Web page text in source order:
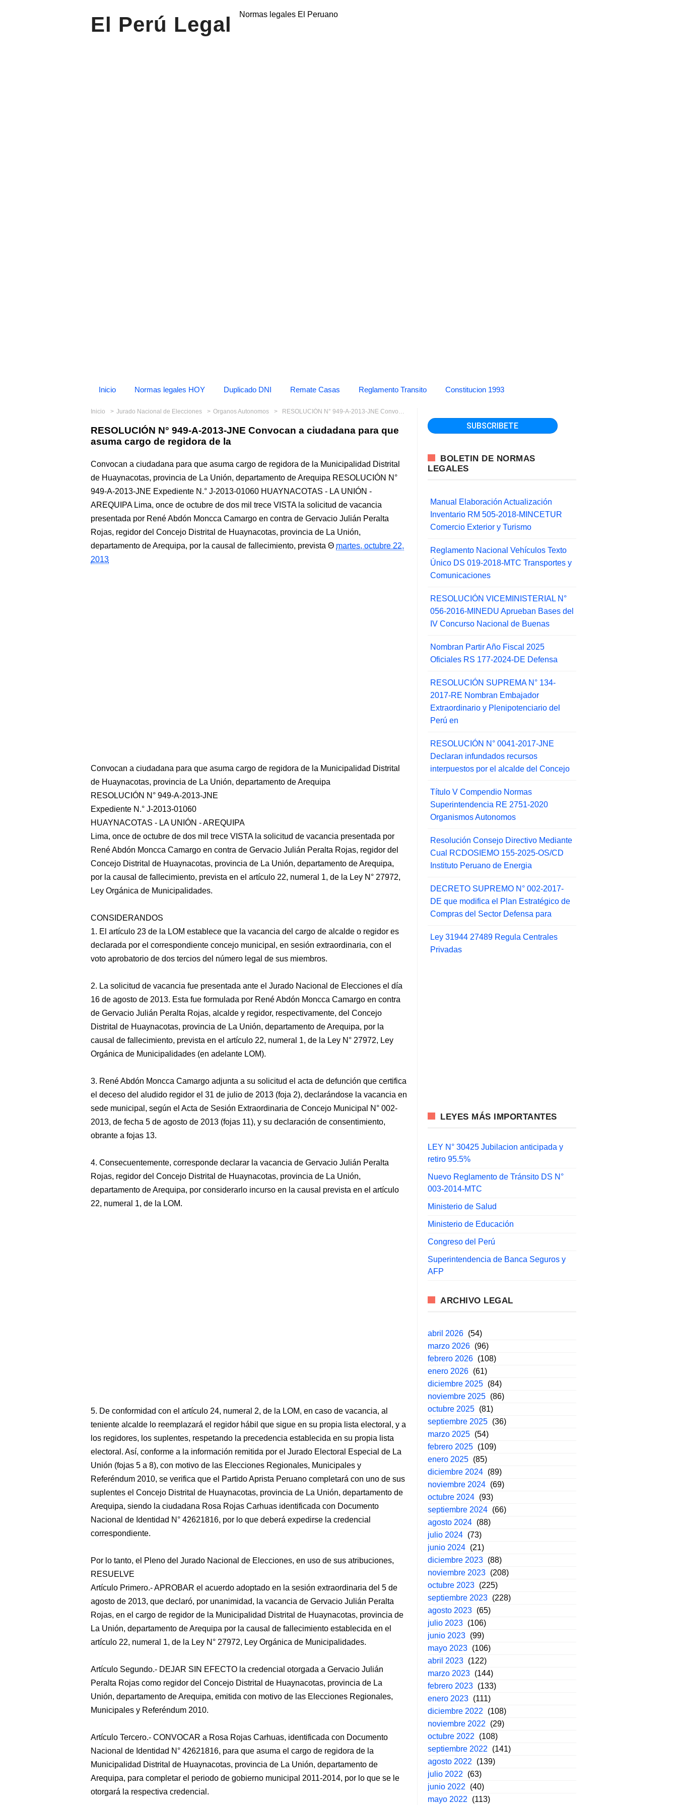
El Perú Legal Normas legales El Peruano
Inicio Normas legales HOY Duplicado DNI Remate Casas Reglamento Transito Constitucion 1993
Inicio Jurado Nacional de Elecciones Organos Autonomos RESOLUCIÓN N° 949-A-2013-JNE Convocan a ciudadana para que asuma cargo de regidora de la
RESOLUCIÓN N° 949-A-2013-JNE Convocan a ciudadana para que
asuma cargo de regidora de la
Convocan a ciudadana para que asuma cargo de regidora de la Municipalidad Distrital
de Huaynacotas, provincia de La Unión, departamento de Arequipa RESOLUCIÓN N°
949-A-2013-JNE Expediente N.° J-2013-01060 HUAYNACOTAS - LA UNIÓN -
AREQUIPA Lima, once de octubre de dos mil trece VISTA la solicitud de vacancia
presentada por René Abdón Moncca Camargo en contra de Gervacio Julián Peralta
Rojas, regidor del Concejo Distrital de Huaynacotas, provincia de La Unión,
departamento de Arequipa, por la causal de fallecimiento, prevista
martes, octubre 22,
2013
Convocan a ciudadana para que asuma cargo de regidora de la Municipalidad Distrital
de Huaynacotas, provincia de La Unión, departamento de Arequipa
RESOLUCIÓN N° 949-A-2013-JNE
Expediente N.° J-2013-01060
HUAYNACOTAS - LA UNIÓN - AREQUIPA
Lima, once de octubre de dos mil trece VISTA la solicitud de vacancia presentada por
René Abdón Moncca Camargo en contra de Gervacio Julián Peralta Rojas, regidor del
Concejo Distrital de Huaynacotas, provincia de La Unión, departamento de Arequipa,
por la causal de fallecimiento, prevista en el artículo 22, numeral 1, de la Ley N° 27972,
Ley Orgánica de Municipalidades.
CONSIDERANDOS
1. El artículo 23 de la LOM establece que la vacancia del cargo de alcalde o regidor es
declarada por el correspondiente concejo municipal, en sesión extraordinaria, con el
voto aprobatorio de dos tercios del número legal de sus miembros.
2. La solicitud de vacancia fue presentada ante el Jurado Nacional de Elecciones el día
16 de agosto de 2013. Esta fue formulada por René Abdón Moncca Camargo en contra
de Gervacio Julián Peralta Rojas, alcalde y regidor, respectivamente, del Concejo
Distrital de Huaynacotas, provincia de La Unión, departamento de Arequipa, por la
causal de fallecimiento, prevista en el artículo 22, numeral 1, de la Ley N° 27972, Ley
Orgánica de Municipalidades (en adelante LOM).
3. René Abdón Moncca Camargo adjunta a su solicitud el acta de defunción que certifica
el deceso del aludido regidor el 31 de julio de 2013 (foja 2), declarándose la vacancia en
sede municipal, según el Acta de Sesión Extraordinaria de Concejo Municipal N° 002-
2013, de fecha 5 de agosto de 2013 (fojas 11), y su declaración de consentimiento,
obrante a fojas 13.
4. Consecuentemente, corresponde declarar la vacancia de Gervacio Julián Peralta
Rojas, regidor del Concejo Distrital de Huaynacotas, provincia de La Unión,
departamento de Arequipa, por considerarlo incurso en la causal prevista en el artículo
22, numeral 1, de la LOM.
5. De conformidad con el artículo 24, numeral 2, de la LOM, en caso de vacancia, al
teniente alcalde lo reemplazará el regidor hábil que sigue en su propia lista electoral, y a
los regidores, los suplentes, respetando la precedencia establecida en su propia lista
electoral. Así, conforme a la información remitida por el Jurado Electoral Especial de La
Unión (fojas 5 a 8), con motivo de las Elecciones Regionales, Municipales y
Referéndum 2010, se verifica que el Partido Aprista Peruano completará con uno de sus
suplentes el Concejo Distrital de Huaynacotas, provincia de La Unión, departamento de
Arequipa, siendo la ciudadana Rosa Rojas Carhuas identificada con Documento
Nacional de Identidad N° 42621816, por lo que deberá expedirse la credencial
correspondiente.
Por lo tanto, el Pleno del Jurado Nacional de Elecciones, en uso de sus atribuciones,
RESUELVE
Artículo Primero.- APROBAR el acuerdo adoptado en la sesión extraordinaria del 5 de
agosto de 2013, que declaró, por unanimidad, la vacancia de Gervacio Julián Peralta
Rojas, en el cargo de regidor de la Municipalidad Distrital de Huaynacotas, provincia de
La Unión, departamento de Arequipa por la causal de fallecimiento establecida en el
artículo 22, numeral 1, de la Ley N° 27972, Ley Orgánica de Municipalidades.
Artículo Segundo.- DEJAR SIN EFECTO la credencial otorgada a Gervacio Julián
Peralta Rojas como regidor del Concejo Distrital de Huaynacotas, provincia de La
Unión, departamento de Arequipa, emitida con motivo de las Elecciones Regionales,
Municipales y Referéndum 2010.
Artículo Tercero.- CONVOCAR a Rosa Rojas Carhuas, identificada con Documento
Nacional de Identidad N° 42621816, para que asuma el cargo de regidora de la
Municipalidad Distrital de Huaynacotas, provincia de La Unión, departamento de
Arequipa, para completar el periodo de gobierno municipal 2011-2014, por lo que se le
otorgará la respectiva credencial.
BOLETIN DE NORMAS
LEGALES
Manual Elaboración Actualización
Inventario RM 505-2018-MINCETUR
Comercio Exterior y Turismo
Reglamento Nacional Vehículos Texto
Único DS 019-2018-MTC Transportes y
Comunicaciones
RESOLUCIÓN VICEMINISTERIAL N°
056-2016-MINEDU Aprueban Bases del
IV Concurso Nacional de Buenas
Nombran Partir Año Fiscal 2025
Oficiales RS 177-2024-DE Defensa
RESOLUCIÓN SUPREMA N° 134-
2017-RE Nombran Embajador
Extraordinario y Plenipotenciario del
Perú en
RESOLUCIÓN N° 0041-2017-JNE
Declaran infundados recursos
interpuestos por el alcalde del Concejo
Título V Compendio Normas
Superintendencia RE 2751-2020
Organismos Autonomos
Resolución Consejo Directivo Mediante
Cual RCDOSIEMO 155-2025-OS/CD
Instituto Peruano de Energia
DECRETO SUPREMO N° 002-2017-
DE que modifica el Plan Estratégico de
Compras del Sector Defensa para
Ley 31944 27489 Regula Centrales
Privadas
LEYES MÁS IMPORTANTES
LEY N° 30425 Jubilacion anticipada y
retiro 95.5%
Nuevo Reglamento de Tránsito DS N°
003-2014-MTC
Ministerio de Salud
Ministerio de Educación
Congreso del Perú
Superintendencia de Banca Seguros y
AFP
ARCHIVO LEGAL
abril 2026 (54)
marzo 2026 (96)
febrero 2026 (108)
enero 2026 (61)
diciembre 2025 (84)
noviembre 2025 (86)
octubre 2025 (81)
septiembre 2025 (36)
marzo 2025 (54)
febrero 2025 (109)
enero 2025 (85)
diciembre 2024 (89)
noviembre 2024 (69)
octubre 2024 (93)
septiembre 2024 (66)
agosto 2024 (88)
julio 2024 (73)
junio 2024 (21)
diciembre 2023 (88)
noviembre 2023 (208)
octubre 2023 (225)
septiembre 2023 (228)
agosto 2023 (65)
julio 2023 (106)
junio 2023 (99)
mayo 2023 (106)
abril 2023 (122)
marzo 2023 (144)
febrero 2023 (133)
enero 2023 (111)
diciembre 2022
(108)
noviembre 2022
(29)
octubre 2022
(108)
septiembre 2022
(141)
agosto 2022
(139)
julio 2022
(63)
junio 2022
(40)
mayo 2022
(113)